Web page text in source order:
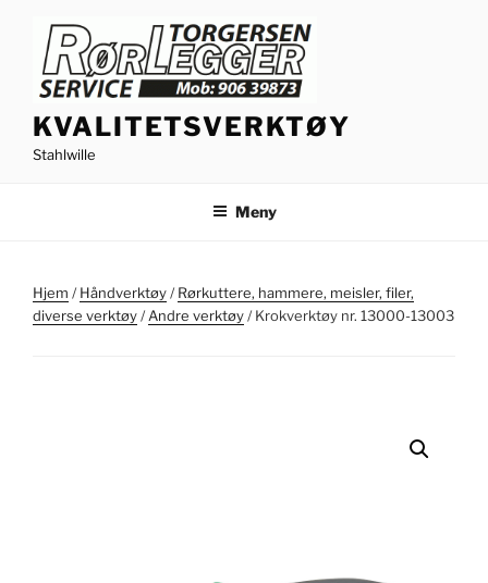
innhold
KVALITETSVERKTØY
Stahlwille
Meny
Hjem /Håndverktøy/Rørkuttere, hammere, meisler, filer,
diverse verktøy/Andre verktøy/ Krokverktøy nr. 13000-13003